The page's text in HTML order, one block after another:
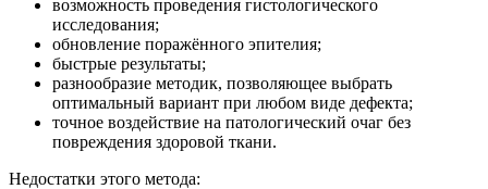
возможность проведения гистологического
исследования;
обновление поражённого эпителия;
быстрые результаты;
разнообразие методик, позволяющее выбрать
оптимальный вариант при любом виде дефекта;
точное воздействие на патологический очаг без
повреждения здоровой ткани.
Недостатки этого метода: